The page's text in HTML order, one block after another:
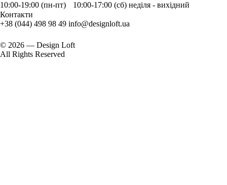
10:00-19:00 (пн-пт) 10:00-17:00 (сб) неділя - вихідний
Контакти
+38 (044) 498 98 49 info@designloft.ua
© 2026 — Design Loft
All Rights Reserved